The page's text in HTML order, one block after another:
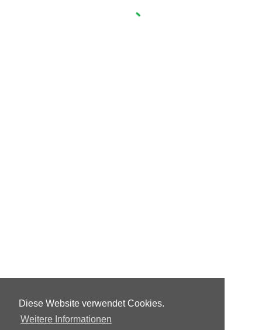
Diese Website verwendet Cookies.
Weitere Informationen